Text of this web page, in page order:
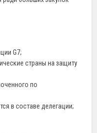
G7;
страны на защиту
по
в составе делегации;